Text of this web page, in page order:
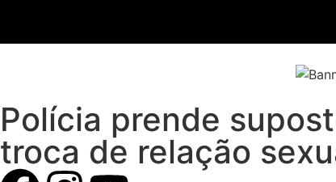
Polícia prende
troca de relação